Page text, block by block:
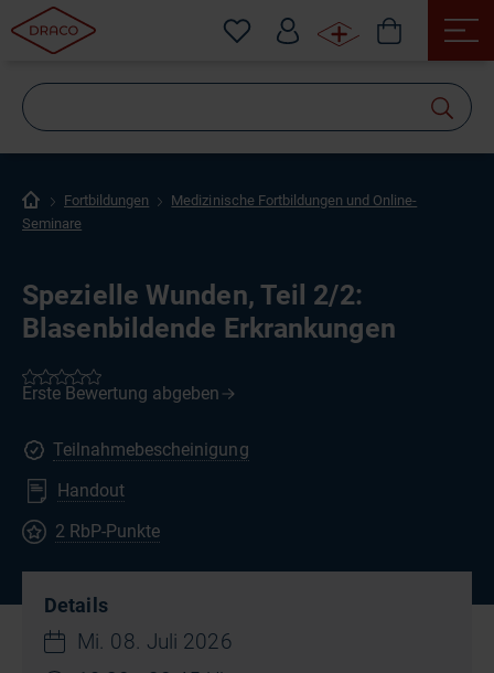
Fortbildungen
Medizinische Fortbildungen und Online-
Seminare
Spezielle Wunden, Teil 2/2:
Blasenbildende Erkrankungen
Teilnahmebescheinigung
Handout
2 RbP-Punkte
Details
Mi. 08. Juli 2026
suchen